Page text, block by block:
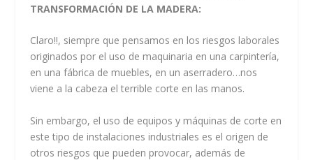
TRANSFORMACIÓN DE LA MADERA:
Claro!!, siempre que pensamos en los riesgos laborales
originados por el uso de maquinaria en una carpintería,
en una fábrica de muebles, en un aserradero…nos
viene a la cabeza el terrible corte en las manos.
Sin embargo, el uso de equipos y máquinas de corte en
este tipo de instalaciones industriales es el origen de
otros riesgos que pueden provocar, además de